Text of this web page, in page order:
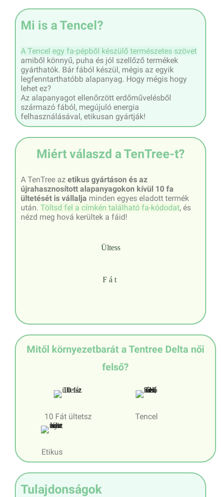
Mi is a Tencel?
A Tencel egy fa-pépből készülő természetes szövet
amiből könnyű, puha és jól szellőző termékek
gyárthatók. Bár fából készül, mégis az egyik
legfenntarthatóbb alapanyag. Hogy mégis hogy
lehet ez?
Az alapanyagot ellenőrzött erdőművelésből
származó fából, megújuló energia
felhasználásával, etikusan gyártják!
Miért válaszd a TenTree-t?
A TenTree az etikus gyártáson és az
újrahasznosított alapanyagokon kívül 10 fa
ültetését is vállalja minden egyes eladott termék
után. Töltsd fel a címkén található fa-kódodat, és
nézd meg hová kerültek a fáid!
Ültess
Fát
Mitől környezetbarát a Tentree Delta női
felső?
10 Fát ültetsz Tencel
Etikus
Tulajdonságok